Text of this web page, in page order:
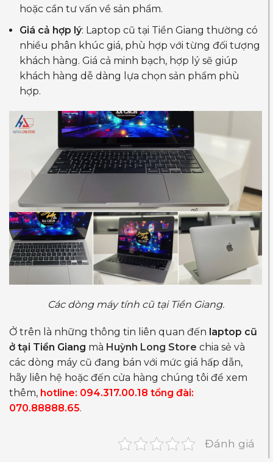
hoặc cần tư vấn về sản phẩm.
Giá cả hợp lý: Laptop cũ tại Tiền Giang thường có
nhiều phân khúc giá, phù hợp với từng đối tượng
khách hàng. Giá cả minh bạch, hợp lý sẽ giúp
khách hàng dễ dàng lựa chọn sản phẩm phù
hợp.
Các dòng máy tính cũ tại Tiền Giang.
Ở trên là những thông tin liên quan đến laptop cũ
ở tại Tiền Giang mà Huỳnh Long Store chia sẻ và
các dòng máy cũ đang bán với mức giá hấp dẫn,
hãy liên hệ hoặc đến cửa hàng chúng tôi để xem
thêm, hotline: 094.317.00.18 tổng đài:
070.88888.65.
Đánh giá